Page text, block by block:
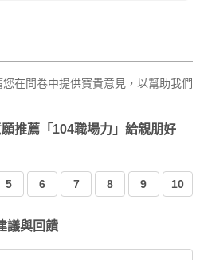
在問卷中提供寶貴意見，以幫助我們
推薦「104職場力」給親朋好
5 6 7 8 9 10
議與回饋